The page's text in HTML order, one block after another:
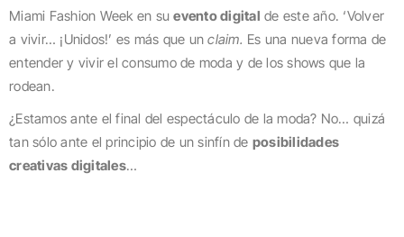
Miami Fashion Week en suevento digital de este año. ‘Volver
a vivir… ¡Unidos!’ es más que unclaim. Es una nueva forma de
entender y vivir el consumo de moda y de los shows que la
rodean.
¿Estamos ante el final del espectáculo de la moda? No… quizá
tan sólo ante el principio de un sinfín de posibilidades
creativas digitales…